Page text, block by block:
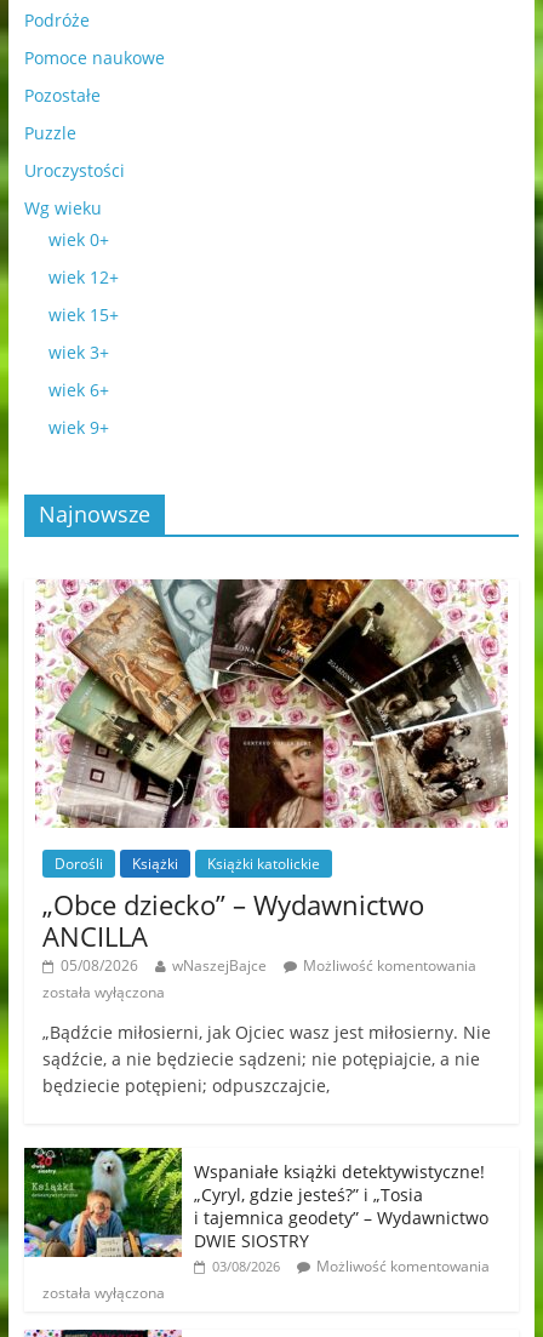
Podróże
Pomoce naukowe
Pozostałe
Puzzle
Uroczystości
Wg wieku
wiek 0+
wiek 12+
wiek 15+
wiek 3+
wiek 6+
wiek 9+
Najnowsze
Dorośli Książki Książki katolickie
„Obce dziecko” – Wydawnictwo
ANCILLA
05/08/2026 wNaszejBajce
Możliwość komentowania
została wyłączona
„Bądźcie miłosierni, jak Ojciec wasz jest miłosierny. Nie
sądźcie, a nie będziecie sądzeni; nie potępiajcie, a nie
będziecie potępieni; odpuszczajcie,
Wspaniałe książki detektywistyczne!
„Cyryl, gdzie jesteś?” i „Tosia
i tajemnica geodety” – Wydawnictwo
DWIE SIOSTRY
03/08/2026
Możliwość komentowania
została wyłączona